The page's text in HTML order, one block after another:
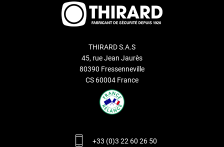
THIRARD S.A.S
45, rue Jean Jaurès
80390 Fressenneville
CS 60004 France
+33 (0)3 22 60 26 50